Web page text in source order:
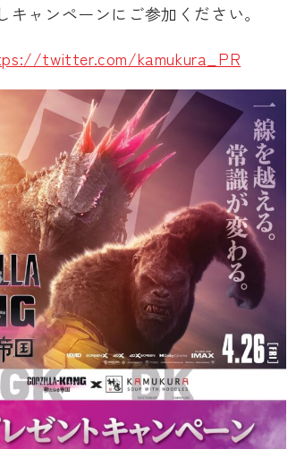
ャンペーンにご参加ください。
twitter.com/kamukura_PR